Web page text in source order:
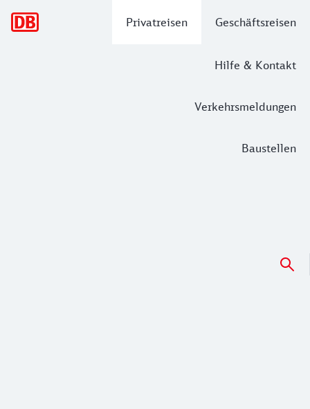
Privatreisen Geschäftsreisen
Hilfe & Kontakt
Verkehrsmeldungen
Baustellen